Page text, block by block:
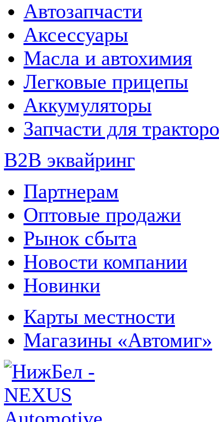
Автозапчасти
Аксессуары
Масла и автохимия
Легковые прицепы
Аккумуляторы
Запчасти для
B2B эквайринг
Партнерам
Оптовые продажи
Рынок сбыта
Новости компании
Новинки
Карты местности
Магазины «Автомиг»